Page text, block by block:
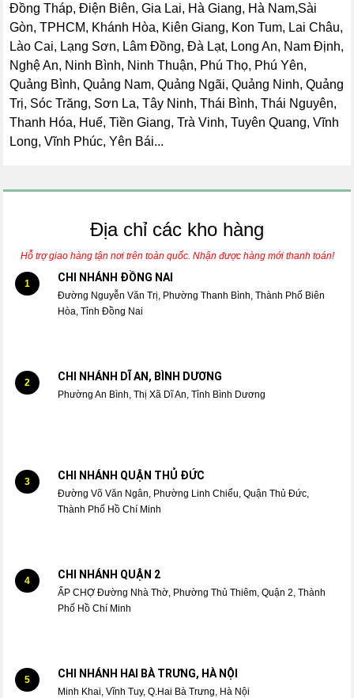
Đồng Tháp, Điện Biên, Gia Lai, Hà Giang, Hà Nam,Sài
Gòn, TPHCM, Khánh Hòa, Kiên Giang, Kon Tum, Lai Châu,
Lào Cai, Lạng Sơn, Lâm Đồng, Đà Lạt, Long An, Nam Định,
Nghệ An, Ninh Bình, Ninh Thuận, Phú Thọ, Phú Yên,
Quảng Bình, Quảng Nam, Quảng Ngãi, Quảng Ninh, Quảng
Trị, Sóc Trăng, Sơn La, Tây Ninh, Thái Bình, Thái Nguyên,
Thanh Hóa, Huế, Tiền Giang, Trà Vinh, Tuyên Quang, Vĩnh
Long, Vĩnh Phúc, Yên Bái...
Địa chỉ các kho hàng
Hỗ trợ giao hàng tận nơi trên toàn quốc. Nhận được hàng mới thanh toán!
1 CHI NHÁNH ĐỒNG NAI
Đường Nguyễn Văn Trị, Phường Thanh Bình, Thành Phố Biên
Hòa, Tỉnh Đồng Nai
2 CHI NHÁNH DĨ AN, BÌNH DƯƠNG
Phường An Bình, Thị Xã Dĩ An, Tỉnh Bình Dương
3 CHI NHÁNH QUẬN THỦ ĐỨC
Đường Võ Văn Ngân, Phường Linh Chiểu, Quận Thủ Đức,
Thành Phố Hồ Chí Minh
4 CHI NHÁNH QUẬN 2
ẤP CHỢ Đường Nhà Thờ, Phường Thủ Thiêm, Quận 2, Thành
Phố Hồ Chí Minh
5 CHI NHÁNH HAI BÀ TRƯNG, HÀ NỘI
Minh Khai, Vĩnh Tuy, Q.Hai Bà Trưng, Hà Nội